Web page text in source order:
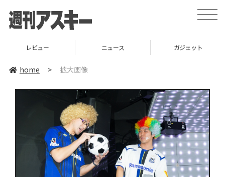
toggle
レビュー ニュース ガジェット
home > 拡大画像